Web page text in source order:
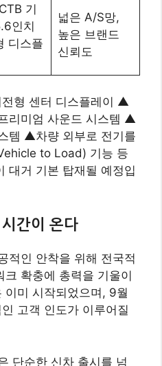
기
인치
디스플
넓은 A/S망,
높은 브랜드
신뢰도
형 센터 디스플레이 ▲
리미엄 사운드 시스템 ▲
템 ▲차량 외부로 전기를
to Load) 기능 등
대거 기본 탑재될 예정입
간이 온다
적인 안착을 위해 전국적
확충에 총력을 기울이
이미 시작되었으며, 9월
고객 인도가 이루어질
단순한 신차 출시를 넘